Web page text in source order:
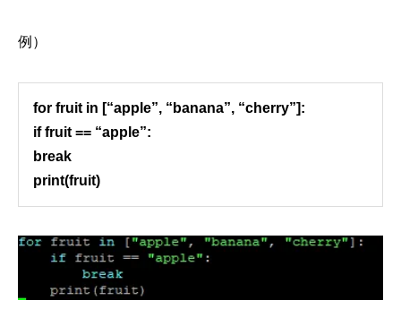
例）
for fruit in [“apple”, “banana”, “cherry”]:
if fruit == “apple”:
break
print(fruit)